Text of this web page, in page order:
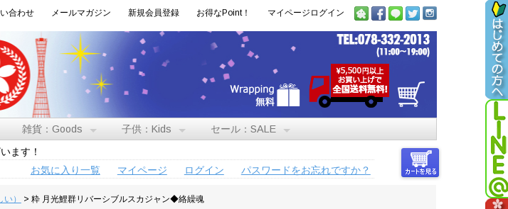
合わせ メールマガジン 新規会員登録 お得なPoint！ マイページログイン
雑貨：Goods 子供：Kids セール：SALE
ます！
お気に入り一覧
マイページ ログイン パスワードをお忘れですか？
） > 粋 月光鯉群リバーシブルスカジャン◆絡繰魂